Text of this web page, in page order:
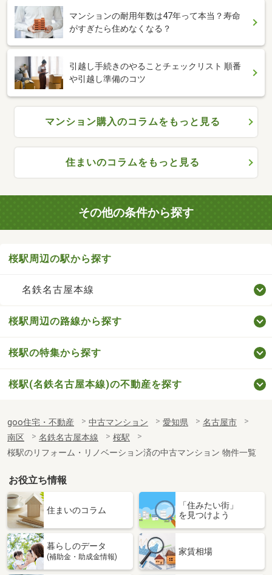
マンションの耐用年数は47年って本当？寿命
がすぎたら住めなくなる？
引越し手続きのやることチェックリスト 順番
や引越し準備のコツ
マンション購入のコラムをもっと見る
住まいのコラムをもっと見る
その他の条件から探す
桜駅周辺の駅から探す
名鉄名古屋本線
桜駅周辺の路線から探す
桜駅の特集から探す
桜駅(名鉄名古屋本線)の不動産を探す
goo住宅・不動産 中古マンション 愛知県
名古屋市
南区
名鉄名古屋本線
桜駅
桜駅のリフォーム・リノベーション済の中古マンション 物件一覧
お役立ち情報
住まいのコラム
「住みたい街」
を見つけよう
暮らしのデータ
(補助金・助成金情報)
家賃相場